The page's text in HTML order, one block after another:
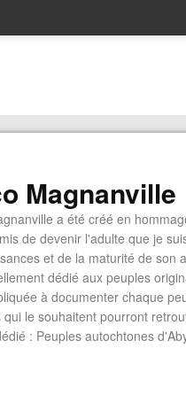
Magnanville
a été créé en
de devenir l'adulte que je
et de la maturité de son
dédié aux peuples
à documenter chaque
qui le souhaitent pourront
: Peuples autochtones